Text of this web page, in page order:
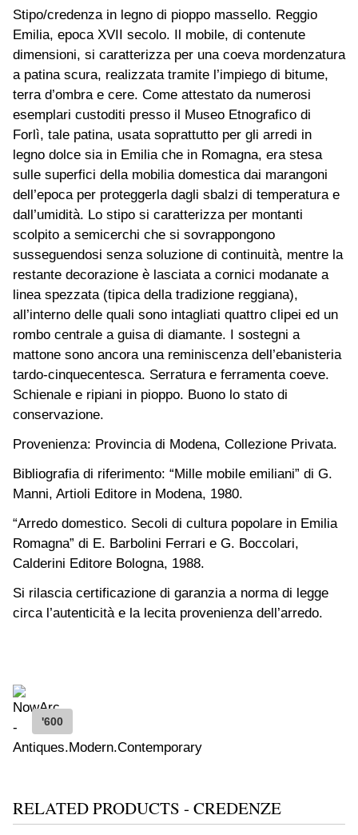
Stipo/credenza in legno di pioppo massello. Reggio
Emilia, epoca XVII secolo. Il mobile, di contenute
dimensioni, si caratterizza per una coeva mordenzatura
a patina scura, realizzata tramite l’impiego di bitume,
terra d’ombra e cere. Come attestato da numerosi
esemplari custoditi presso il Museo Etnografico di
Forlì, tale patina, usata soprattutto per gli arredi in
legno dolce sia in Emilia che in Romagna, era stesa
sulle superfici della mobilia domestica dai marangoni
dell’epoca per proteggerla dagli sbalzi di temperatura e
dall’umidità. Lo stipo si caratterizza per montanti
scolpito a semicerchi che si sovrappongono
susseguendosi senza soluzione di continuità, mentre la
restante decorazione è lasciata a cornici modanate a
linea spezzata (tipica della tradizione reggiana),
all’interno delle quali sono intagliati quattro clipei ed un
rombo centrale a guisa di diamante. I sostegni a
mattone sono ancora una reminiscenza dell’ebanisteria
tardo-cinquecentesca. Serratura e ferramenta coeve.
Schienale e ripiani in pioppo. Buono lo stato di
conservazione.
Provenienza: Provincia di Modena, Collezione Privata.
Bibliografia di riferimento: “Mille mobile emiliani” di G.
Manni, Artioli Editore in Modena, 1980.
“Arredo domestico. Secoli di cultura popolare in Emilia
Romagna” di E. Barbolini Ferrari e G. Boccolari,
Calderini Editore Bologna, 1988.
Si rilascia certificazione di garanzia a norma di legge
circa l’autenticità e la lecita provenienza dell’arredo.
'600
RELATED PRODUCTS - CREDENZE